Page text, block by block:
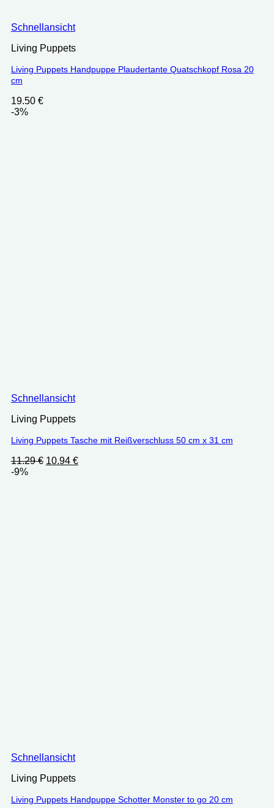
Schnellansicht
Living Puppets
Living Puppets Handpuppe Plaudertante Quatschkopf Rosa 20
cm
19.50 €
-3%
Schnellansicht
Living Puppets
Living Puppets Tasche mit Reißverschluss 50 cm x 31 cm
11.29€ Ursprünglicher
10.94 €Aktueller
-9%
Schnellansicht
Living Puppets
Living Puppets Handpuppe Schotter Monster to go 20 cm